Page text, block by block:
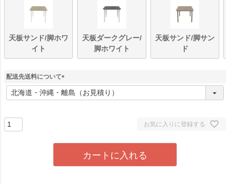
天板サンド/脚ホワ
イト
天板ダークグレー/
脚ホワイト
天板サンド/脚サン
ド
配送先送料について
(
必
お気に入りに登録する
カートに入れる